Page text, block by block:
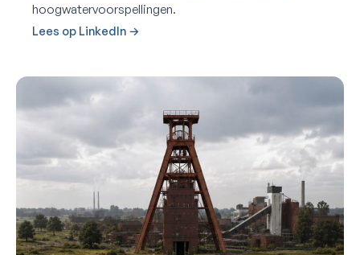
hoogwatervoorspellingen.
Lees op LinkedIn →